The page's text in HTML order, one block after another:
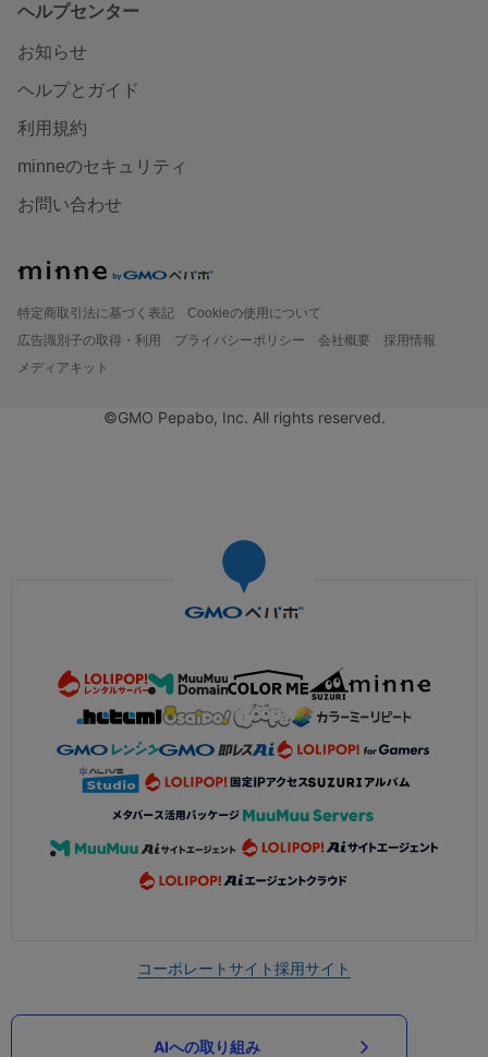
ヘルプセンター
お知らせ
ヘルプとガイド
利用規約
minneのセキュリティ
お問い合わせ
特定商取引法に基づく表記
Cookieの使用について
広告識別子の取得・利用
プライバシーポリシー 会社概要
採用情報
メディアキット
©GMO Pepabo, Inc. All rights reserved.
コーポレートサイト採用サイト
AIへの取り組み